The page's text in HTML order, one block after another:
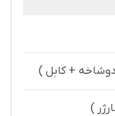
+ کابل )
)